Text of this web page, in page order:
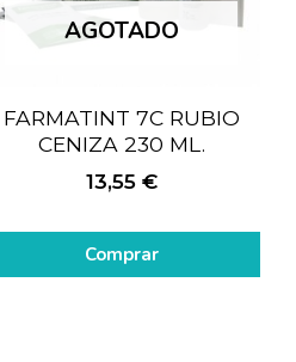
AGOTADO
FARMATINT 7C RUBIO
CENIZA 230 ML.
13,55 €
Comprar